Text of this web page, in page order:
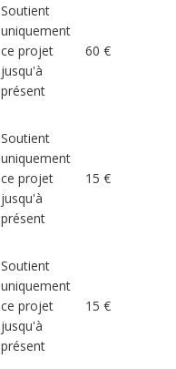
Soutient
uniquement
ce projet
jusqu'à
présent
60 €
Soutient
uniquement
ce projet
jusqu'à
présent
15 €
Soutient
uniquement
ce projet
jusqu'à
présent
15 €